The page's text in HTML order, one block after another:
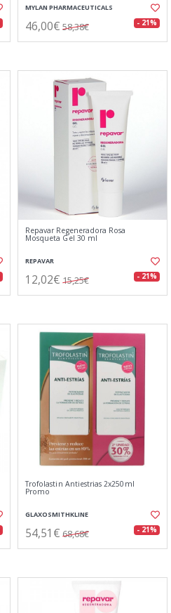
MYLAN PHARMACEUTICALS
46,00€ 58,38€ - 21%
Repavar Regeneradora Rosa
Mosqueta Gel 30 ml
REPAVAR
12,02€ 15,25€ - 21%
Trofolastin Antiestrias 2x250ml
Promo
GLAXOSMITHKLINE
54,51€ 68,68€ - 21%